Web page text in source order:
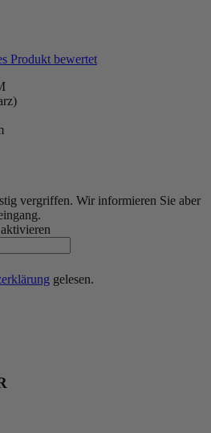
Produkt bewertet
vergriffen. Wir informieren Sie aber
gelesen.